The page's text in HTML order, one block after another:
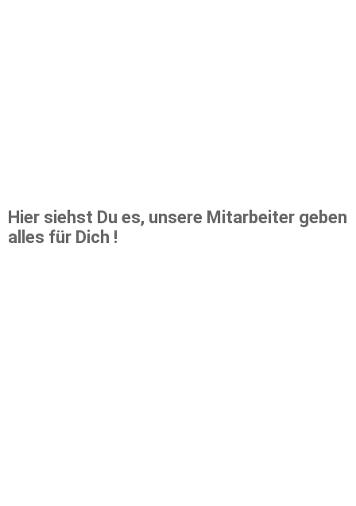
Hier siehst Du es, unsere Mitarbeiter geben
alles für Dich !